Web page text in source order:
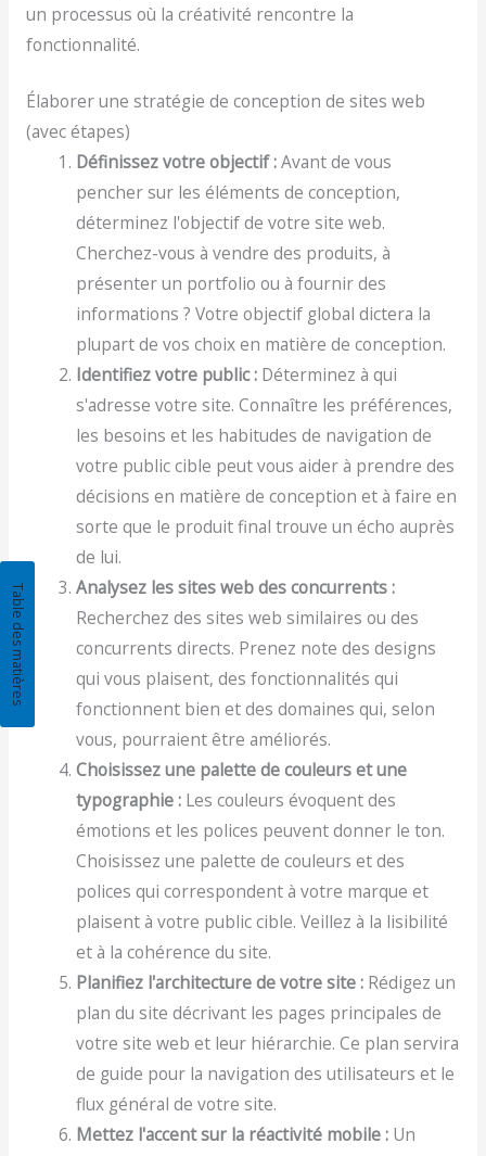
un processus où la créativité rencontre la
fonctionnalité.
Élaborer une stratégie de conception de sites web
(avec étapes)
Définissez votre objectif :Avant de vous
pencher sur les éléments de conception,
déterminez l'objectif de votre site web.
Cherchez-vous à vendre des produits, à
présenter un portfolio ou à fournir des
informations ? Votre objectif global dictera la
plupart de vos choix en matière de conception.
Identifiez votre public : Déterminez à qui
s'adresse votre site. Connaître les préférences,
les besoins et les habitudes de navigation de
votre public cible peut vous aider à prendre des
décisions en matière de conception et à faire en
sorte que le produit final trouve un écho auprès
de lui.
Analysez les sites web des concurrents :
Recherchez des sites web similaires ou des
concurrents directs. Prenez note des designs
qui vous plaisent, des fonctionnalités qui
fonctionnent bien et des domaines qui, selon
vous, pourraient être améliorés.
Choisissez une palette de couleurs et une
typographie : Les couleurs évoquent des
émotions et les polices peuvent donner le ton.
Choisissez une palette de couleurs et des
polices qui correspondent à votre marque et
plaisent à votre public cible. Veillez à la lisibilité
et à la cohérence du site.
Planifiez l'architecture de votre site : Rédigez un
plan du site décrivant les pages principales de
votre site web et leur hiérarchie. Ce plan servira
de guide pour la navigation des utilisateurs et le
flux général de votre site.
Mettez l'accent sur la réactivité mobile : Un